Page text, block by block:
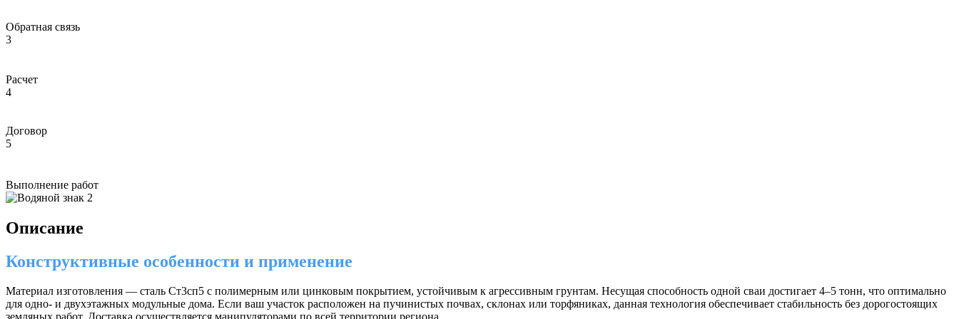
Обратная связь
3
Расчет
4
Договор
5
Выполнение работ
Описание
Конструктивные особенности и применение
Материал изготовления — сталь Ст3сп5 с полимерным или цинковым покрытием, устойчивым к агрессивным грунтам. Несущая способность одной сваи достигает 4–5 тонн, что оптимально
для одно- и двухэтажных модульные дома. Если ваш участок расположен на пучинистых почвах, склонах или торфяниках, данная технология обеспечивает стабильность без дорогостоящих